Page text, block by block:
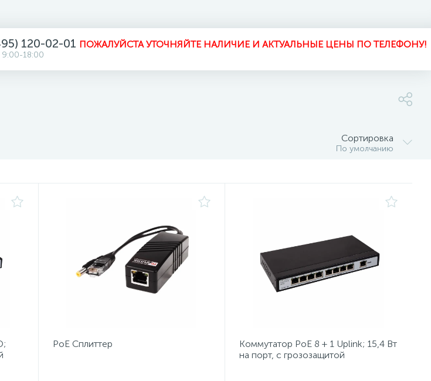
120-02-01 ПОЖАЛУЙСТА УТОЧНЯЙТЕ НАЛИЧИЕ И АКТУАЛЬНЫЕ ЦЕНЫ ПО ТЕЛЕФОНУ!
18:00
Сортировка
По умолчанию
PoE Сплиттер
Коммутатор PoE 8 + 1 Uplink; 15,4 Вт
на порт, с грозозащитой